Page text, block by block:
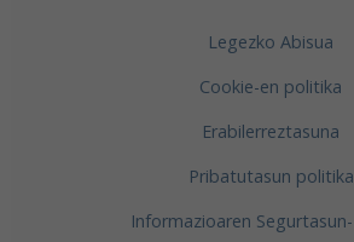
Legezko Abisua
Cookie-en politika
Erabilerreztasuna
Pribatutasun politika
Informazioaren